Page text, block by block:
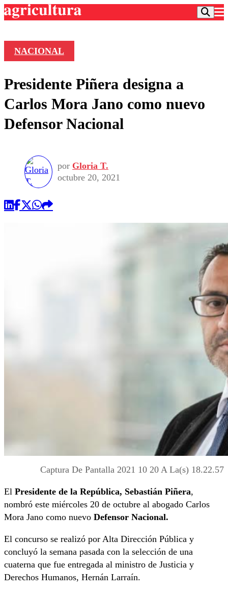
Frecuencias
Agricultura TV
Deportes
Colo Colo
Seleccion Chilena
Torneo Internacional
Entretención
Economía
Internacional
Publicaciones en medios
Opinión
NACIONAL
Presidente Piñera designa a
Carlos Mora Jano como nuevo
Defensor Nacional
por Gloria T.
octubre 20, 2021
Captura De Pantalla 2021 10 20 A La(s) 18.22.57
El Presidente de la República, Sebastián Piñera,
nombró este miércoles 20 de octubre al abogado Carlos
Mora Jano como nuevo Defensor Nacional.
El concurso se realizó por Alta Dirección Pública y
concluyó la semana pasada con la selección de una
cuaterna que fue entregada al ministro de Justicia y
Derechos Humanos, Hernán Larraín.